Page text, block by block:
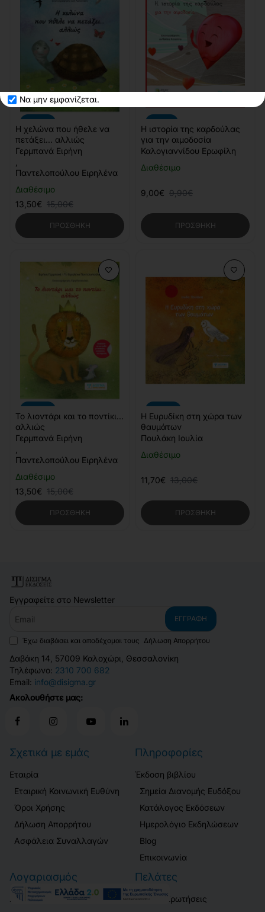
Να μην εμφανίζεται.
Διαθέσιμο
Η χελώνα που ήθελε να
πετάξει... αλλιώς
Γερμπανά Ειρήνη
Παντελοπούλου Ειρηλένα
13,50€ 15,00€
ΠΡΟΣΘΉΚΗ
Διαθέσιμο
Η ιστορία της καρδούλας
για την αιμοδοσία
Καλογιαννίδου Ερωφίλη
9,00€ 9,90€
ΠΡΟΣΘΉΚΗ
Διαθέσιμο
Το λιοντάρι και το ποντίκι...
αλλιώς
Γερμπανά Ειρήνη
Παντελοπούλου Ειρηλένα
13,50€ 15,00€
ΠΡΟΣΘΉΚΗ
Διαθέσιμο
Η Ευρυδίκη στη χώρα των
θαυμάτων
Πουλάκη Ιουλία
11,70€ 13,00€
ΠΡΟΣΘΉΚΗ
Εγγραφείτε στο Newsletter
ΕΓΓΡΑΦΉ
Έχω διαβάσει και αποδέχομαι τους Δήλωση Απορρήτου
Δαβάκη 14, 57009 Καλοχώρι, Θεσσαλονίκη
Τηλέφωνο: 2310 700 682
Email: info@disigma.gr
Ακολουθήστε μας:
Σχετικά με εμάς
Εταιρία
Εταιρική Κοινωνική Ευθύνη
Όροι Χρήσης
Δήλωση Απορρήτου
Ασφάλεια Συναλλαγών
Πληροφορίες
Έκδοση βιβλίου
Σημεία Διανομής Ευδόξου
Κατάλογος Εκδόσεων
Ημερολόγιο Εκδηλώσεων
Blog
Επικοινωνία
Λογαριασμός
Σύνδεση / Εγγραφή
Πελάτες
Συχνές Ερωτήσεις